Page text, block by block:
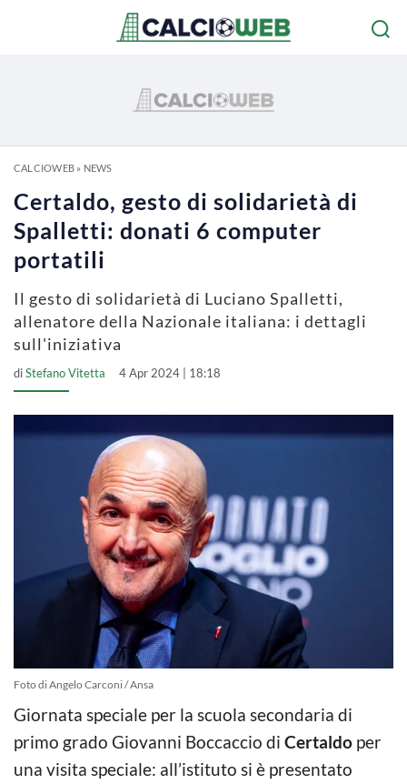
CALCIOWEB» NEWS
Certaldo, gesto di solidarietà di
Spalletti: donati 6 computer
portatili
Il gesto di solidarietà di Luciano Spalletti,
allenatore della Nazionale italiana: i dettagli
sull'iniziativa
diStefano Vitetta 4 Apr 2024 | 18:18
Foto di Angelo Carconi / Ansa
Giornata speciale per la scuola secondaria di
primo grado Giovanni Boccaccio di Certaldo per
una visita speciale: all’istituto si è presentato